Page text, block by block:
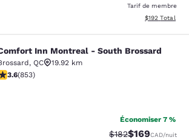
Tarif de membre
Afficher les
$192 Total
Montreal - South
Inn Montreal - South Brossard
, QC
19.92 km
étoiles. Bien. 853 commentaires
3.6(853)
Économiser 7 %
Tarif barré :
$182Tarif réduit :
$169CAD/nuit